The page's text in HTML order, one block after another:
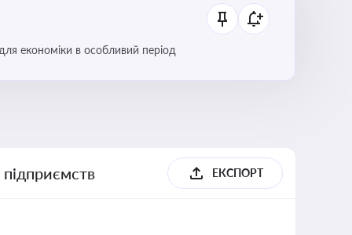
економіки в особливий період
ЕКСПОРТ